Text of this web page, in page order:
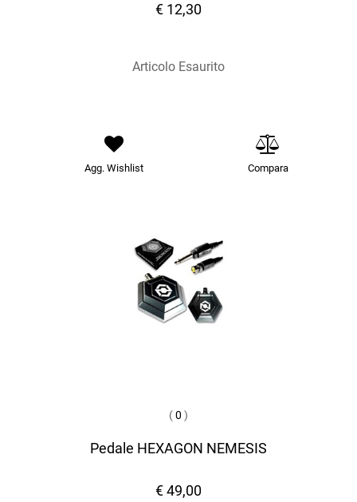
€ 12,30
Articolo Esaurito
Agg. Wishlist Compara
(0 )
Pedale HEXAGON NEMESIS
€ 49,00